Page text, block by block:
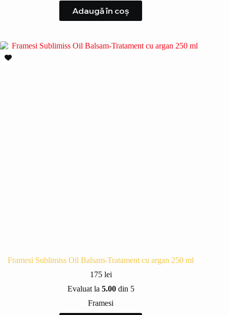
Adaugă în coș
Framesi Sublimiss Oil Balsam-Tratament cu argan 250 ml
175 lei
Evaluat la 5.00din 5
Framesi